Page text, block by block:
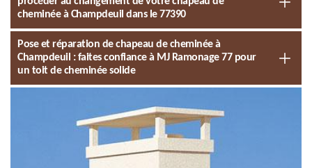
cheminée à Champdeuil dans le 77390
Pose et réparation de chapeau de cheminée à
Champdeuil : faites confiance à MJ Ramonage 77 pour
un toit de cheminée solide